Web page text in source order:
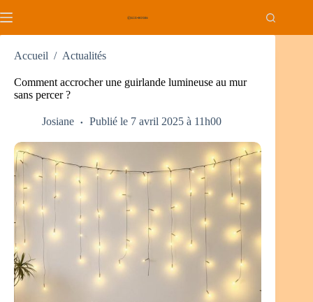
au
Accueil / Actualités
Comment accrocher une guirlande lumineuse au mur
sans percer ?
Josiane Publié le 7 avril 2025 à 11h00